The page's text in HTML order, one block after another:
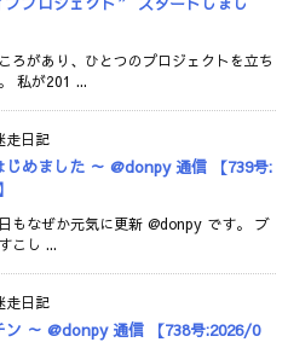
ろがあり、ひとつのプロジェクトを立ち
私が201 ...
走日記
めました ～ @donpy 通信 【739号:
もなぜか元気に更新 @donpy です。 ブ
こし ...
走日記
ン ～ @donpy 通信 【738号:2026/0